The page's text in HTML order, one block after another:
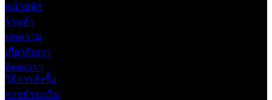
หน้าหลัก
ร้านค้า
บทความ
เกี่ยวกับเรา
ติดต่อเรา
วิธีการสั่งซื้อ
การชำระเงิน